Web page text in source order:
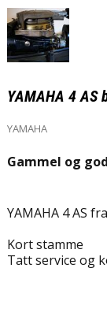
YAMAHA 4 AS
YAMAHA
Gammel og
YAMAHA 4 AS
Kort stamme
Tatt service og